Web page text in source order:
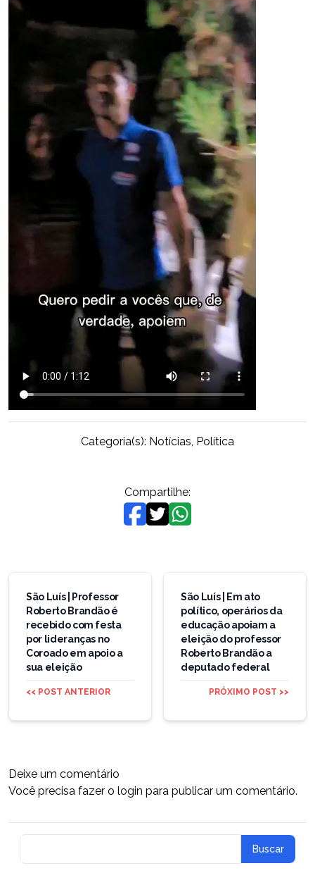
Categoria(s): Notícias, Política
Compartilhe:
Navegação
Post
São Luís | Professor
Roberto Brandão é
recebido com festa
por lideranças no
Coroado em apoio a
sua eleição
<< POST ANTERIOR
São Luís | Em ato
político, operários da
educação apoiam a
eleição do professor
Roberto Brandão a
deputado federal
PRÓXIMO POST >>
Deixe um comentário
Você precisa fazer o login para publicar um comentário.